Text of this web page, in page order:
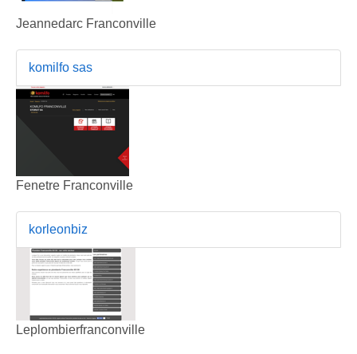
Jeannedarc Franconville
komilfo sas
Fenetre Franconville
korleonbiz
Leplombierfranconville